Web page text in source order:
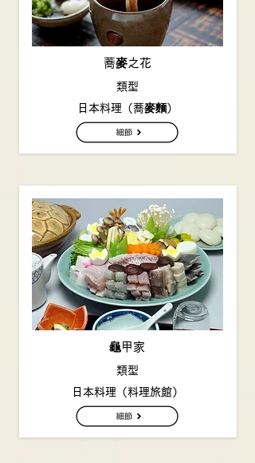
蕎麥之花
類型
日本料理（蕎麥麵）
龜甲家
類型
日本料理（料理旅館）